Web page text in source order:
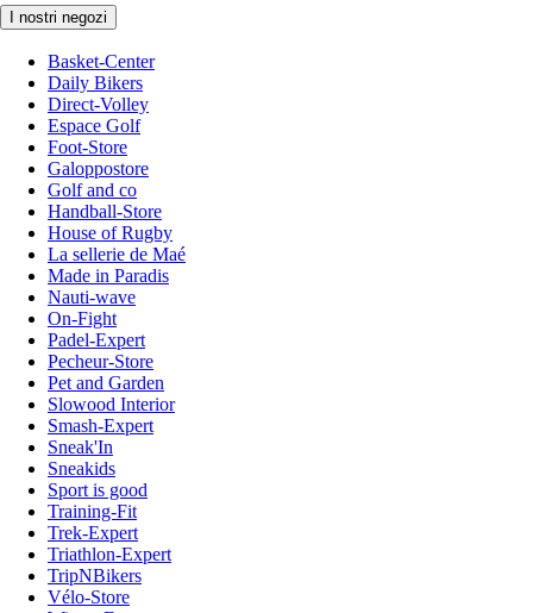
I nostri negozi
Basket-Center
Daily Bikers
Direct-Volley
Espace Golf
Foot-Store
Galoppostore
Golf and co
Handball-Store
House of Rugby
La sellerie de Maé
Made in Paradis
Nauti-wave
On-Fight
Padel-Expert
Pecheur-Store
Pet and Garden
Slowood Interior
Smash-Expert
Sneak'In
Sneakids
Sport is good
Training-Fit
Trek-Expert
Triathlon-Expert
TripNBikers
Vélo-Store